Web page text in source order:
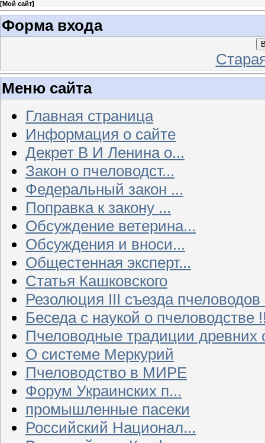
[Мой сайт]
Форма входа
Меню сайта
Главная страница
Информация о сайте
Декрет В И Ленина о...
Закон о пчеловодст...
Федеральный закон ...
Поправка к закону ...
Обсуждение ветерина...
Обсуждения и вноси...
Общестенная эксперт...
Статья Кашковского
Резолюция III съезда
Беседа с наукой о пчеловодстве
Пчеловодные традиции древних
О системе Меркурий
Пчеловодство в МИРЕ
Форум Украинских п...
промышленные пасеки
Российский Национал...